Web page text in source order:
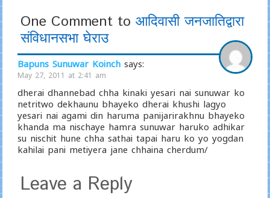
One Comment to आदिवासी जनजातिद्वारा
संविधानसभा घेराउ
Bapuns Sunuwar Koinch says:
May 27, 2011 at 2:41 am
dherai dhannebad chha kinaki yesari nai sunuwar ko
netritwo dekhaunu bhayeko dherai khushi lagyo
yesari nai agami din haruma panijarirakhnu bhayeko
khanda ma nischaye hamra sunuwar haruko adhikar
su nischit hune chha sathai tapai haru ko yo yogdan
kahilai pani metiyera jane chhaina cherdum/
Leave a Reply